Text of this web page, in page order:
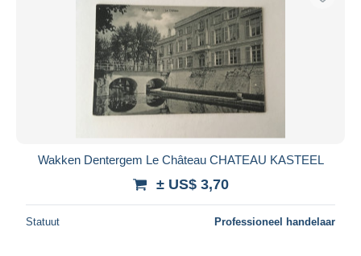
Wakken Dentergem Le Château CHATEAU KASTEEL
± US$ 3,70
Statuut Professioneel handelaar